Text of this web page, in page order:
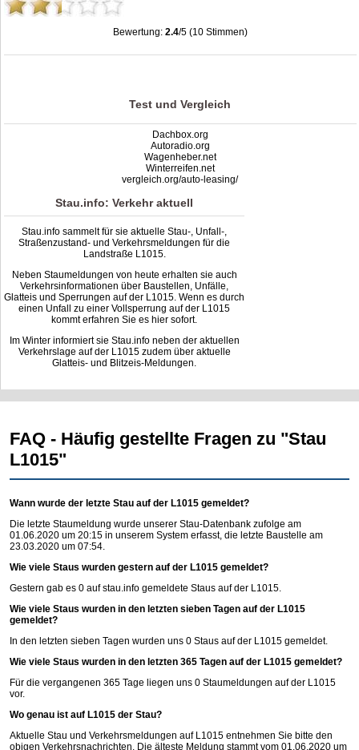
Bewertung: 2.4/5 (10 Stimmen)
Stau L1015: Unfälle, Sperrung & Baustellen | Staumelder L1015 ,2.4out of5
Test und Vergleich
Dachbox.org
Autoradio.org
Wagenheber.net
Winterreifen.net
vergleich.org/auto-leasing/
Stau.info: Verkehr aktuell
Stau.info sammelt für sie aktuelle Stau-, Unfall-,
Straßenzustand- und Verkehrsmeldungen für die
Landstraße L1015.
Neben Staumeldungen von heute erhalten sie auch
Verkehrsinformationen über Baustellen, Unfälle,
Glatteis und Sperrungen auf der L1015. Wenn es durch
einen Unfall zu einer Vollsperrung auf der L1015
kommt erfahren Sie es hier sofort.
Im Winter informiert sie Stau.info neben der aktuellen
Verkehrslage auf der L1015 zudem über aktuelle
Glatteis- und Blitzeis-Meldungen.
FAQ - Häufig gestellte Fragen zu "Stau
L1015"
Wann wurde der letzte Stau auf der L1015 gemeldet?
Die letzte Staumeldung wurde unserer Stau-Datenbank zufolge am
01.06.2020 um 20:15 in unserem System erfasst, die letzte Baustelle am
23.03.2020 um 07:54.
Wie viele Staus wurden gestern auf der L1015 gemeldet?
Gestern gab es 0 aufstau.info gemeldete Staus auf der L1015.
Wie viele Staus wurden in den letzten sieben Tagen auf der L1015
gemeldet?
In den letzten sieben Tagen wurden uns 0 Staus auf der L1015 gemeldet.
Wie viele Staus wurden in den letzten 365 Tagen auf der L1015 gemeldet?
Für die vergangenen 365 Tage liegen uns 0 Staumeldungen auf der L1015
vor.
Wo genau ist auf L1015 der Stau?
Aktuelle Stau und Verkehrsmeldungen auf L1015 entnehmen Sie bitte den
obigen Verkehrsnachrichten. Die älteste Meldung stammt vom 01.06.2020 um